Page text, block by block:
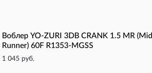
Воблер YO-ZURI 3DB CRANK 1.5 MR (Mid
Runner) 60F R1353-MGSS
1 045 руб.